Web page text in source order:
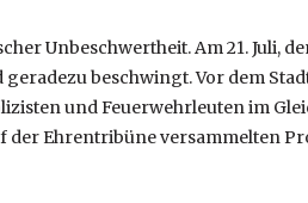
Unbeschwertheit. Am 21. Juli,
beschwingt. Vor dem
und Feuerwehrleuten im
der Ehrentribüne versammelten